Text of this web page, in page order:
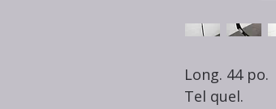
Long. 44 po.
Tel quel.